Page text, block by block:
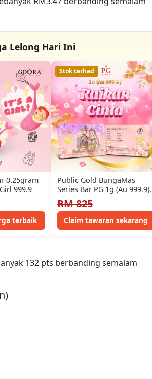
Lelong Hari Ini
0.25gram
999.9
terbaik
Stok terhad
Public Gold BungaMas
Series Bar PG 1g (Au 999.9)
24K - Raikan…
RM 825
Claim tawaran sekarang
132 pts berbanding semalam